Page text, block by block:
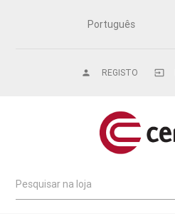
REGISTO
person input
Pesquisar na loja